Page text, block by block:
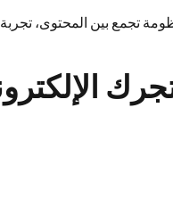
تجمع بين المحتوى، تجربة